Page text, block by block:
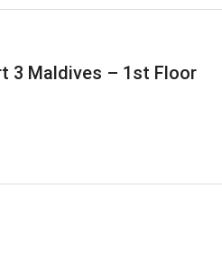
3 Maldives – 1st Floor